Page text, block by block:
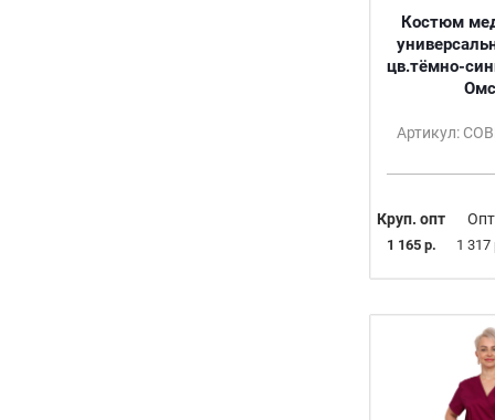
Костюм
цв.тёмно-
Артикул:
Круп. опт
1 165 р.
Опт
1 317